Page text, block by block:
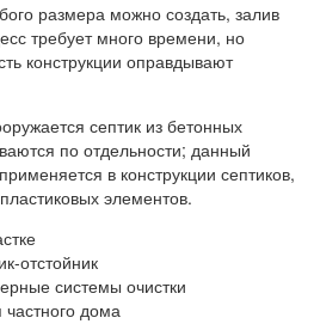
размера можно создать, залив
требует много времени, но
конструкции оправдывают
септик из бетонных
по отдельности; данный
в конструкции септиков,
элементов.
отстойник
системы очистки
дома